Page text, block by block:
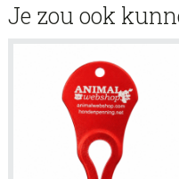
Je zou ook